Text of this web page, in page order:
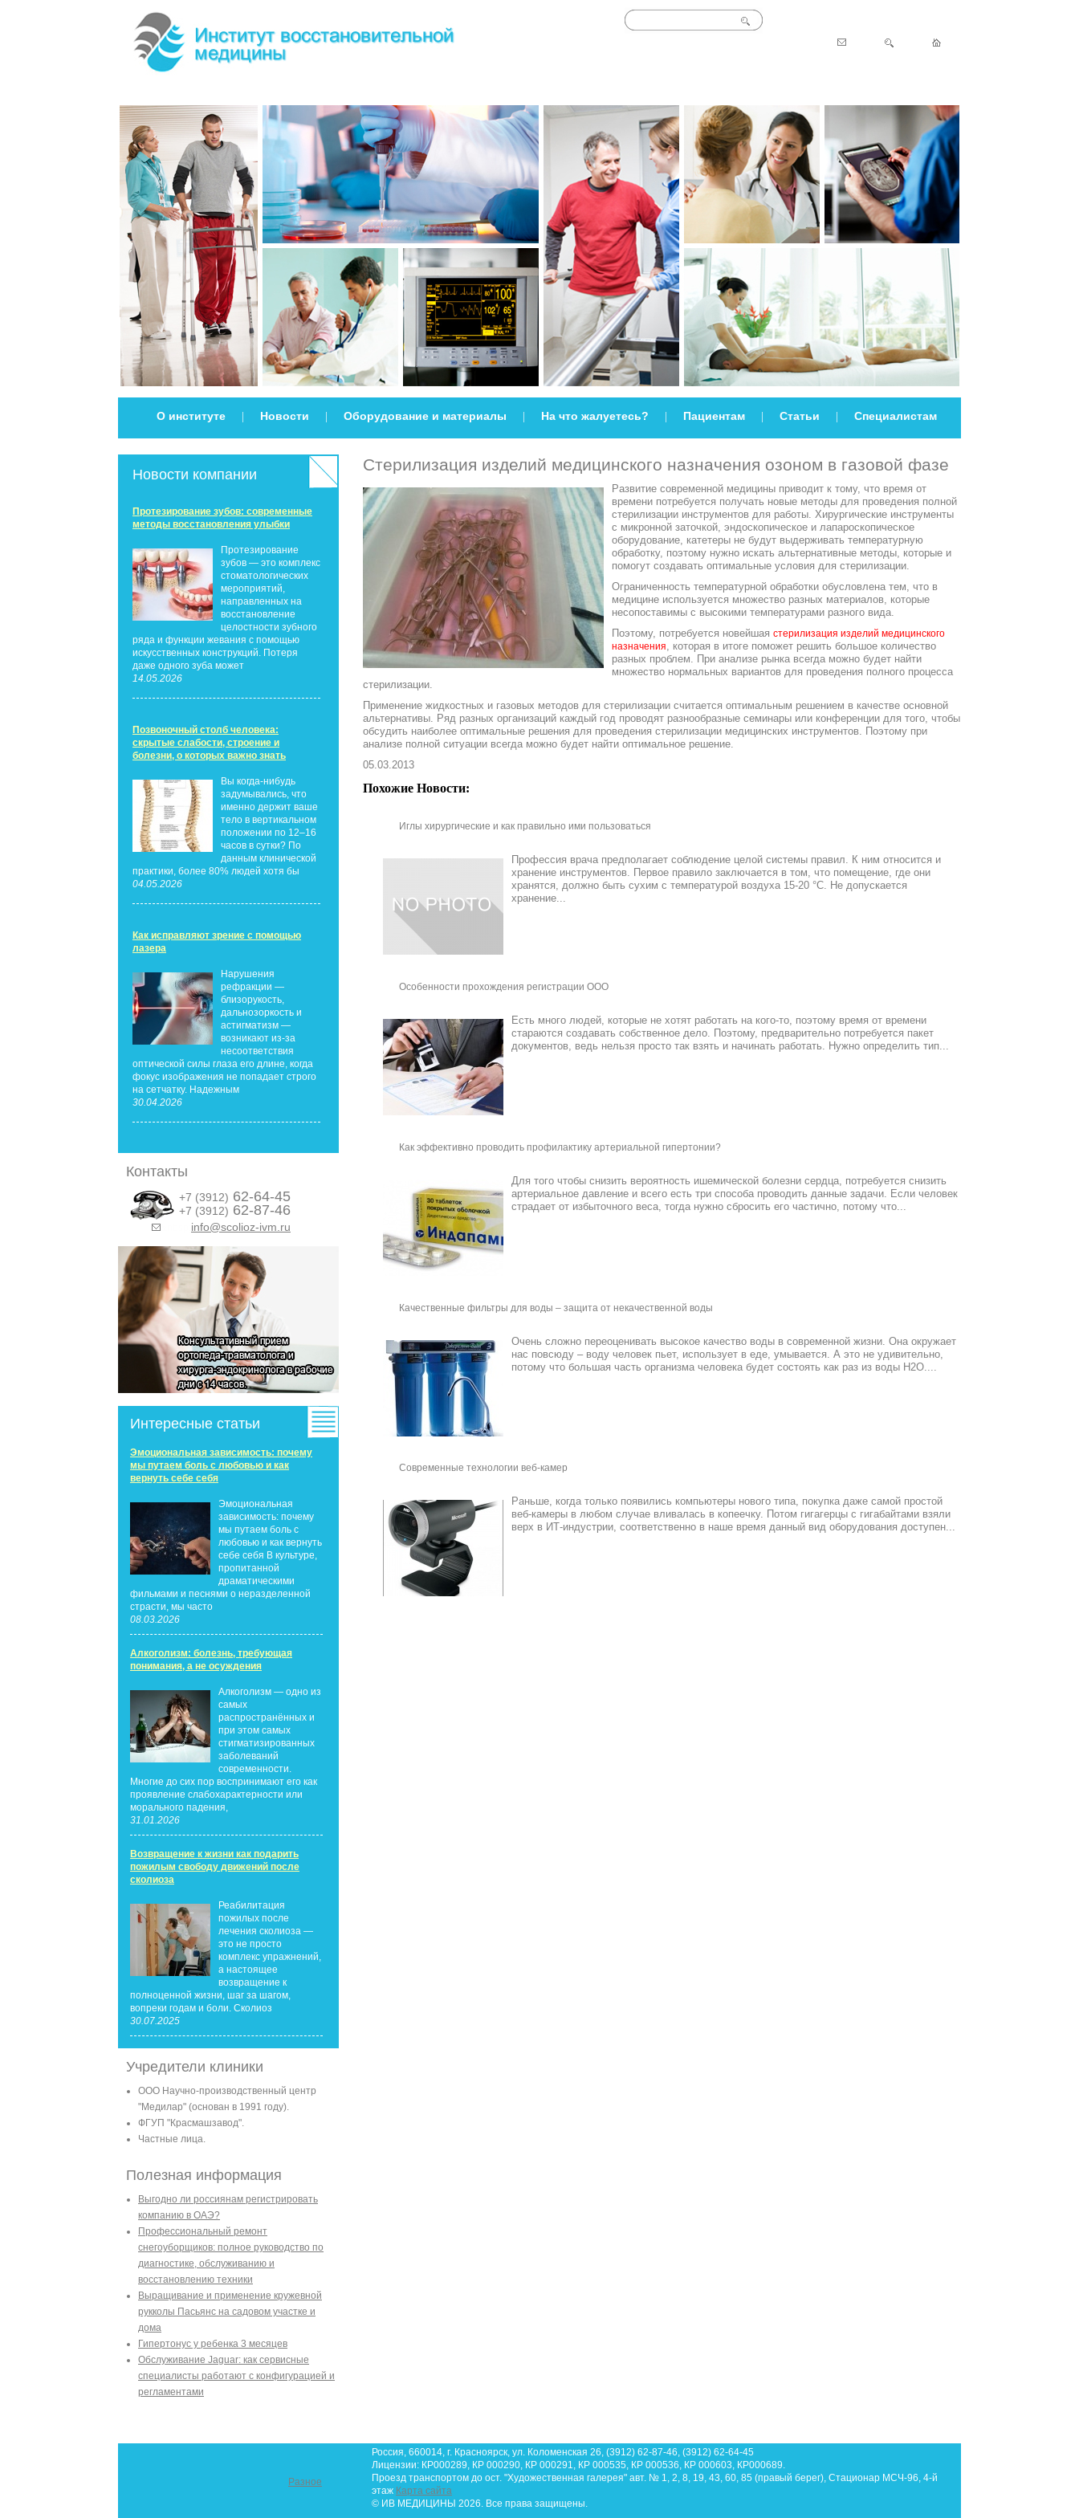
О институте Новости Оборудование и материалы На что жалуетесь? Пациентам Статьи Специалистам
Новости компании
Протезирование зубов: современные
методы восстановления улыбки
Протезирование
зубов — это комплекс
стоматологических
мероприятий,
направленных на
восстановление
целостности зубного
ряда и функции жевания с помощью
искусственных конструкций. Потеря
даже одного зуба может
14.05.2026
Позвоночный столб человека:
скрытые слабости, строение и
болезни, о которых важно знать
Вы когда-нибудь
задумывались, что
именно держит ваше
тело в вертикальном
положении по 12–16
часов в сутки? По
данным клинической
практики, более 80% людей хотя бы
04.05.2026
Как исправляют зрение с помощью
лазера
Нарушения
рефракции —
близорукость,
дальнозоркость и
астигматизм —
возникают из-за
несоответствия
оптической силы глаза его длине, когда
фокус изображения не попадает строго
на сетчатку. Надежным
30.04.2026
Контакты
+7 (3912) 62-64-45
+7 (3912) 62-87-46
info@scolioz-ivm.ru
Интересные статьи
Эмоциональная зависимость: почему
мы путаем боль с любовью и как
вернуть себе себя
Эмоциональная
зависимость: почему
мы путаем боль с
любовью и как вернуть
себе себя В культуре,
пропитанной
драматическими
фильмами и песнями о неразделенной
страсти, мы часто
08.03.2026
Алкоголизм: болезнь, требующая
понимания, а не осуждения
Алкоголизм — одно из
самых
распространённых и
при этом самых
стигматизированных
заболеваний
современности.
Многие до сих пор воспринимают его как
проявление слабохарактерности или
морального падения,
31.01.2026
Возвращение к жизни как подарить
пожилым свободу движений после
сколиоза
Реабилитация
пожилых после
лечения сколиоза —
это не просто
комплекс упражнений,
а настоящее
возвращение к
полноценной жизни, шаг за шагом,
вопреки годам и боли. Сколиоз
30.07.2025
Учредители клиники
ООО Научно-производственный центр
"Медилар" (основан в 1991 году).
ФГУП "Красмашзавод".
Частные лица.
Полезная информация
Выгодно ли россиянам регистрировать
компанию в ОАЭ?
Профессиональный ремонт
снегоуборщиков: полное руководство по
диагностике, обслуживанию и
восстановлению техники
Выращивание и применение кружевной
рукколы Пасьянс на садовом участке и
дома
Гипертонус у ребенка 3 месяцев
Обслуживание Jaguar: как сервисные
специалисты работают с конфигурацией и
регламентами
Стерилизация изделий медицинского назначения озоном в газовой фазе
Развитие современной медицины приводит к тому, что время от
времени потребуется получать новые методы для проведения полной
стерилизации инструментов для работы. Хирургические инструменты
с микронной заточкой, эндоскопическое и лапароскопическое
оборудование, катетеры не будут выдерживать температурную
обработку, поэтому нужно искать альтернативные методы, которые и
помогут создавать оптимальные условия для стерилизации.
Ограниченность температурной обработки обусловлена тем, что в
медицине используется множество разных материалов, которые
несопоставимы с высокими температурами разного вида.
Поэтому, потребуется новейшая стерилизация изделий медицинского
назначения, которая в итоге поможет решить большое количество
разных проблем. При анализе рынка всегда можно будет найти
множество нормальных вариантов для проведения полного процесса
стерилизации.
Применение жидкостных и газовых методов для стерилизации считается оптимальным решением в качестве основной
альтернативы. Ряд разных организаций каждый год проводят разнообразные семинары или конференции для того, чтобы
обсудить наиболее оптимальные решения для проведения стерилизации медицинских инструментов. Поэтому при
анализе полной ситуации всегда можно будет найти оптимальное решение.
05.03.2013
Похожие Новости:
Иглы хирургические и как правильно ими пользоваться
Профессия врача предполагает соблюдение целой системы правил. К ним относится и
хранение инструментов. Первое правило заключается в том, что помещение, где они
хранятся, должно быть сухим с температурой воздуха 15-20 °С. Не допускается
хранение...
Особенности прохождения регистрации ООО
Есть много людей, которые не хотят работать на кого-то, поэтому время от времени
стараются создавать собственное дело. Поэтому, предварительно потребуется пакет
документов, ведь нельзя просто так взять и начинать работать. Нужно определить тип...
Как эффективно проводить профилактику артериальной гипертонии?
Для того чтобы снизить вероятность ишемической болезни сердца, потребуется снизить
артериальное давление и всего есть три способа проводить данные задачи. Если человек
страдает от избыточного веса, тогда нужно сбросить его частично, потому что...
Качественные фильтры для воды – защита от некачественной воды
Очень сложно переоценивать высокое качество воды в современной жизни. Она окружает
нас повсюду – воду человек пьет, использует в еде, умывается. А это не удивительно,
потому что большая часть организма человека будет состоять как раз из воды Н2О....
Современные технологии веб-камер
Раньше, когда только появились компьютеры нового типа, покупка даже самой простой
веб-камеры в любом случае вливалась в копеечку. Потом гигагерцы с гигабайтами взяли
верх в ИТ-индустрии, соответственно в наше время данный вид оборудования доступен...
Разное
Россия, 660014, г. Красноярск, ул. Коломенская 26, (3912) 62-87-46, (3912) 62-64-45
Лицензии: КР000289, КР 000290, КР 000291, КР 000535, КР 000536, КР 000603, КР000689.
Проезд транспортом до ост. "Художественная галерея" авт. № 1, 2, 8, 19, 43, 60, 85 (правый берег), Стационар МСЧ-96, 4-й
этаж Карта сайта
© ИВ МЕДИЦИНЫ 2026. Все права защищены.